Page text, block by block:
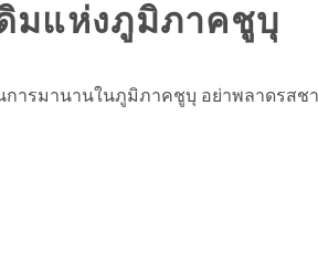
มแห่งภูมิภาคชูบุ
นการมานานในภูมิภาคชูบุ อย่าพลาดร